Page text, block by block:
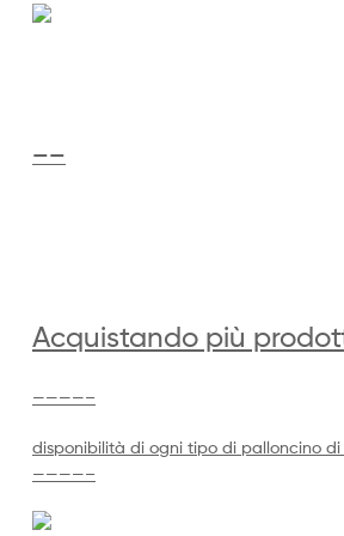
——
Acquistando più
————–
disponibilità di ogni tipo di palloncino
————–